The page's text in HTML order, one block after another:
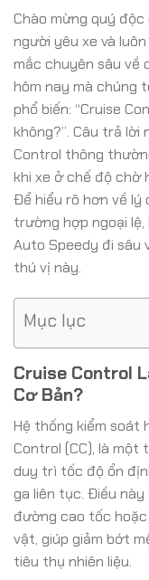
Chào mừng quý
người yêu xe và
mắc chuyên sâu về
hôm nay mà chúng
phổ biến: “Cruise
không?”. Câu trả lời
Control thông
khi xe ở chế độ chờ
Để hiểu rõ hơn về lý
trường hợp ngoại
Auto Speedy đi sâu
thú vị này.
Mục lục
Cruise Control
Cơ Bản?
Hệ thống kiểm soát
Control (CC), là một
duy trì tốc độ ổn
ga liên tục. Điều
đường cao tốc
vật, giúp giảm bớt
tiêu thụ nhiên liệu.